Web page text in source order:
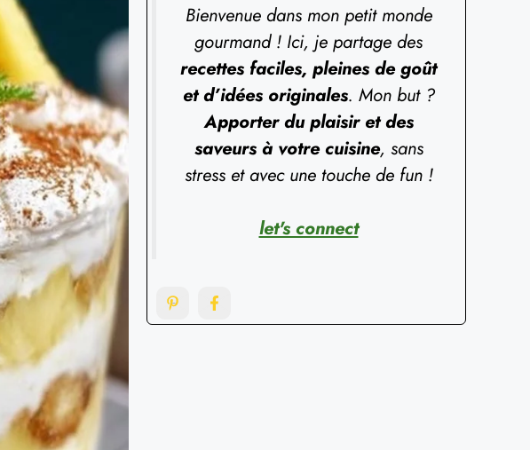
Bienvenue dans mon petit monde
gourmand ! Ici, je partage des
recettes faciles, pleines de goût
et d’idées originales. Mon but ?
Apporter du plaisir et des
saveurs à votre cuisine, sans
stress et avec une touche de fun !
let's connect